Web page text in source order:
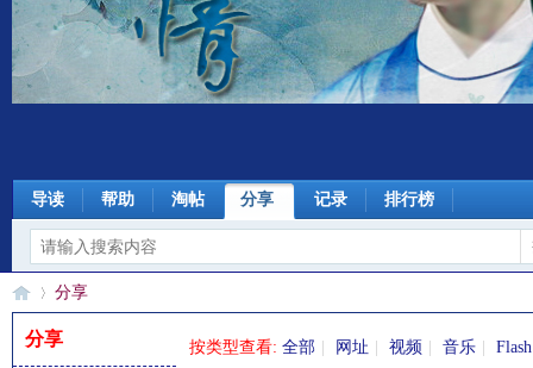
导读 帮助 淘帖 分享 记录 排行榜
分享
分享 按类型查看: 全部 网址 视频 音乐 Flash